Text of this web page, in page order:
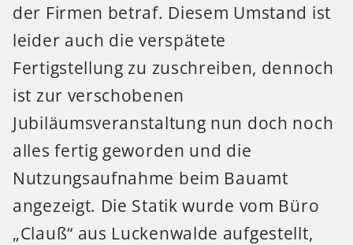
der Firmen betraf. Diesem Umstand ist
leider auch die verspätete
Fertigstellung zu zuschreiben, dennoch
ist zur verschobenen
Jubiläumsveranstaltung nun doch noch
alles fertig geworden und die
Nutzungsaufnahme beim Bauamt
angezeigt. Die Statik wurde vom Büro
„Clauß“ aus Luckenwalde aufgestellt,